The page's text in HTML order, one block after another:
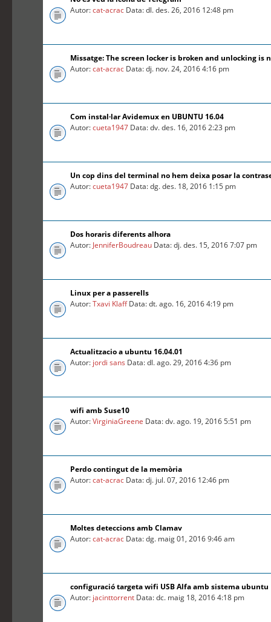
Autor:cat-acrac Data: dl. des. 26, 2016 12:48 pm
Missatge: The screen locker is broken and unlocking is
Autor:cat-acrac Data: dj. nov. 24, 2016 4:16 pm
Com instal·lar Avidemux en UBUNTU 16.04
Autor:cueta1947 Data: dv. des. 16, 2016 2:23 pm
Un cop dins del terminal no hem deixa posar la
Autor:cueta1947 Data: dg. des. 18, 2016 1:15 pm
Dos horaris diferents alhora
Autor: JenniferBoudreau Data: dj. des. 15, 2016 7:07 pm
Linux per a passerells
Autor:Txavi KlaffData: dt. ago. 16, 2016 4:19 pm
Actualitzacio a ubuntu 16.04.01
Autor: jordi sans Data: dl. ago. 29, 2016 4:36 pm
wifi amb Suse10
Autor:VirginiaGreene Data: dv. ago. 19, 2016 5:51 pm
Perdo contingut de la memòria
Autor:cat-acrac Data: dj. jul. 07, 2016 12:46 pm
Moltes deteccions amb Clamav
Autor:cat-acrac Data: dg. maig 01, 2016 9:46 am
configuració targeta wifi USB Alfa amb sistema ubuntu
Autor: jacinttorrent Data: dc. maig 18, 2016 4:18 pm